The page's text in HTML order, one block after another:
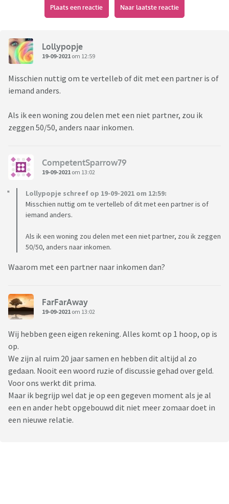
Plaats een reactie Naar laatste reactie
Lollypopje
19-09-2021 om 12:59
Misschien nuttig om te vertelleb of dit met een partner is of
iemand anders.
Als ik een woning zou delen met een niet partner, zou ik
zeggen 50/50, anders naar inkomen.
CompetentSparrow79
19-09-2021 om 13:02
Lollypopje schreef op 19-09-2021 om 12:59:
Misschien nuttig om te vertelleb of dit met een partner is of
iemand anders.
Als ik een woning zou delen met een niet partner, zou ik zeggen
50/50, anders naar inkomen.
Waarom met een partner naar inkomen dan?
FarFarAway
19-09-2021 om 13:02
Wij hebben geen eigen rekening. Alles komt op 1 hoop, op is
op.
We zijn al ruim 20 jaar samen en hebben dit altijd al zo
gedaan. Nooit een woord ruzie of discussie gehad over geld.
Voor ons werkt dit prima.
Maar ik begrijp wel dat je op een gegeven moment als je al
een en ander hebt opgebouwd dit niet meer zomaar doet in
een nieuwe relatie.